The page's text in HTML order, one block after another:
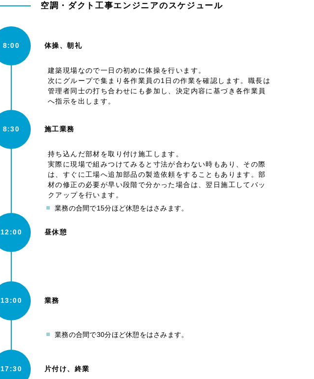
空調・ダクト工事エンジニアのスケジュール
8:00 体操、朝礼
建築現場なので一日の初めに体操を行います。
次にグループで集まり各作業員の1日の作業を確認します。職長は
管理者同士の打ち合わせにも参加し、決定内容に基づき各作業員
へ指示を出します。
8:30 施工業務
持ち込んだ部材を取り付け施工します。
実際に現場で組みつけてみると寸法が合わない時もあり、その際
は、すぐに工場へ追加部品の製造依頼をすることもあります。部
材の修正の必要が早い段階で分かった場合は、翌日施工してバッ
クアップを行います。
業務の合間で15分ほど休憩をはさみます。
12:00 昼休憩
13:00 業務
業務の合間で30分ほど休憩をはさみます。
17:30 片付け、終業